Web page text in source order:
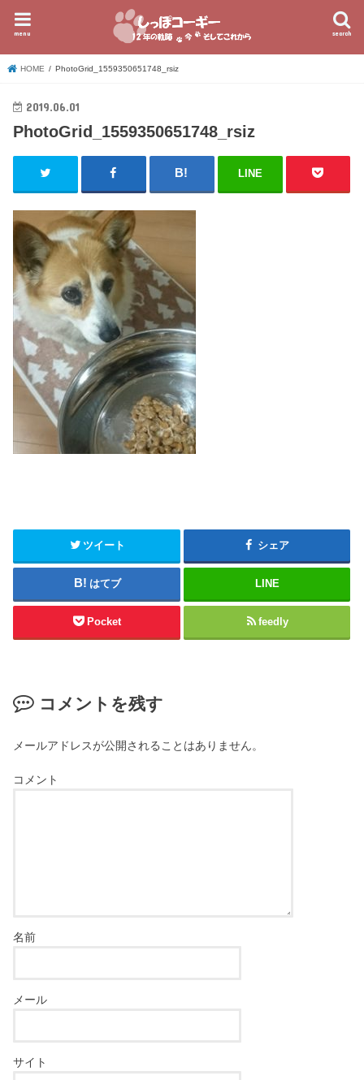
search
menu
HOME PhotoGrid_1559350651748_rsiz
2019.06.01
PhotoGrid_1559350651748_rsiz
LINE
ツイート シェア
はてブ LINE
Pocket feedly
コメントを残す
メールアドレスが公開されることはありません。
コメント
名前
メール
サイト